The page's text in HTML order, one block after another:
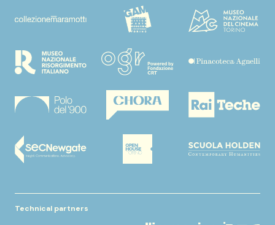
Technical partners